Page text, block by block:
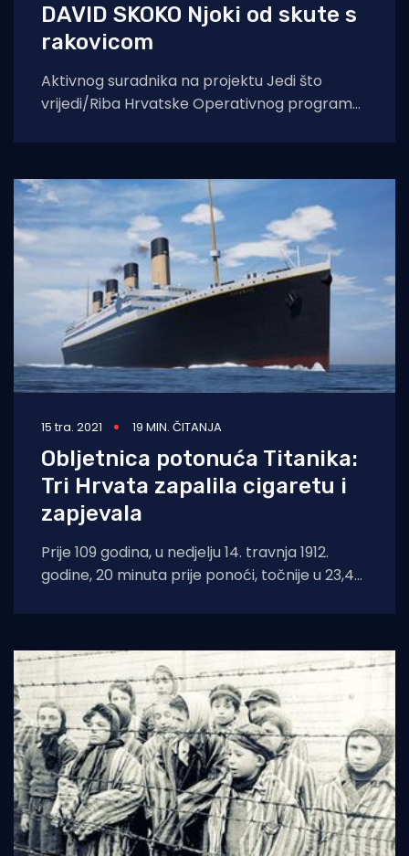
DAVID SKOKO Njoki od skute s
rakovicom
Aktivnog suradnika na projektu Jedi što
vrijedi/Riba Hrvatske Operativnog programa
Davida Skoku iz
15 tra. 2021 19 MIN. ČITANJA
Obljetnica potonuća Titanika:
Tri Hrvata zapalila cigaretu i
zapjevala
Prije 109 godina, u nedjelju 14. travnja 1912.
godine, 20 minuta prije ponoći, točnije u 23,40